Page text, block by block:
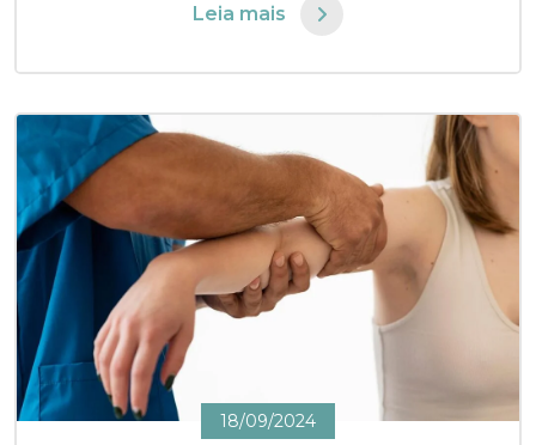
Leia mais
18/09/2024